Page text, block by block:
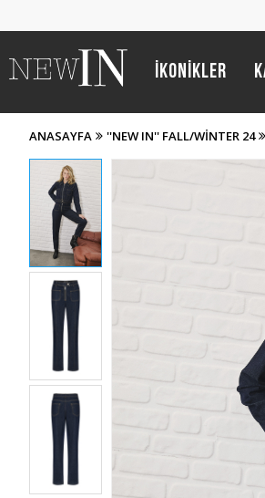
İKONİKLER
ANASAYFA ''NEW IN'' FALL/WİNTER 24